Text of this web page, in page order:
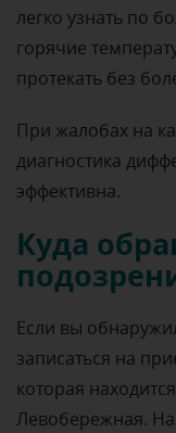
легко узнать по
горячие
протекать без
При жалобах на
диагностика
эффективна.
Куда
Если вы
записаться на
которая
Левобережная.